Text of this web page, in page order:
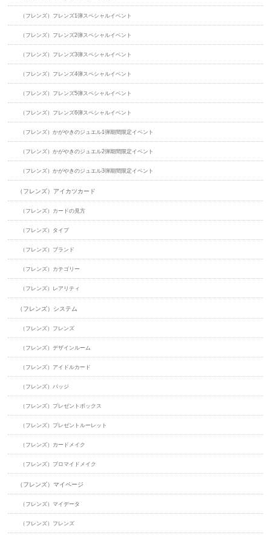
（フレンズ）フレンズ1弾スペシャルイベント
（フレンズ）フレンズ2弾スペシャルイベント
（フレンズ）フレンズ3弾スペシャルイベント
（フレンズ）フレンズ4弾スペシャルイベント
（フレンズ）フレンズ5弾スペシャルイベント
（フレンズ）フレンズ6弾スペシャルイベント
（フレンズ）かがやきのジュエル1弾期間限定イベント
（フレンズ）かがやきのジュエル2弾期間限定イベント
（フレンズ）かがやきのジュエル3弾期間限定イベント
（フレンズ）アイカツカード
（フレンズ）カードの見方
（フレンズ）タイプ
（フレンズ）ブランド
（フレンズ）カテゴリー
（フレンズ）レアリティ
（フレンズ）システム
（フレンズ）フレンズ
（フレンズ）デザインルーム
（フレンズ）アイドルカード
（フレンズ）バッジ
（フレンズ）プレゼントボックス
（フレンズ）プレゼントルーレット
（フレンズ）カードメイク
（フレンズ）ブロマイドメイク
（フレンズ）マイページ
（フレンズ）マイデータ
（フレンズ）フレンズ